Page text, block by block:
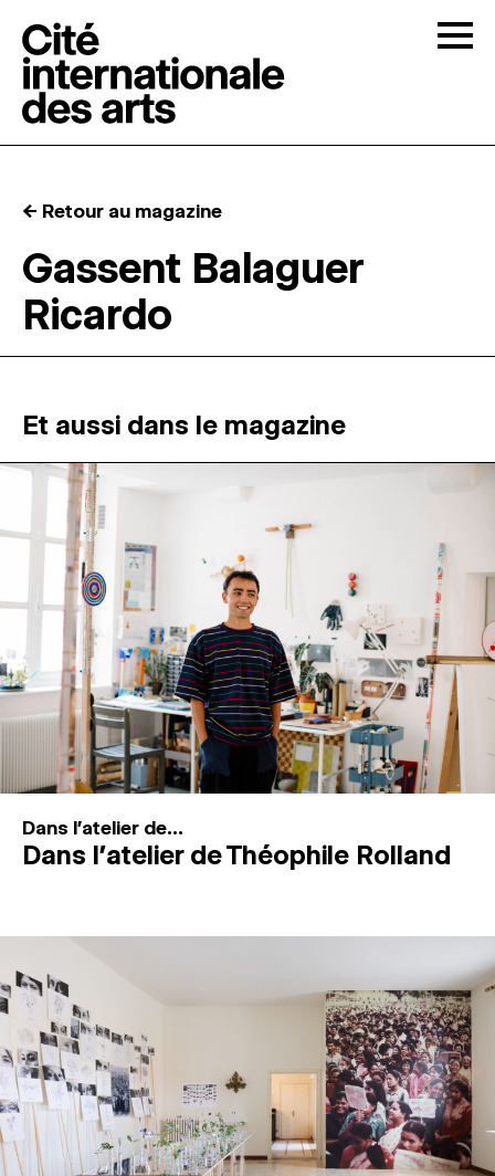
RÉSIDENCES ↓
MAGAZINE
ESPACES DE PRATIQUE ARTISTIQUE
Recherche
Connexion
↓
← Retour au magazine
Gassent Balaguer
Ricardo
Et aussi dans le magazine
Dans l'atelier de...
Dans l’atelier de Théophile Rolland